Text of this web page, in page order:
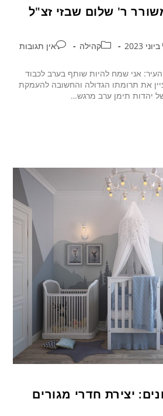
ר' שלום שבזי זצ"ל
קהילה אין תגובות
העיר: אני שמח להיות שותף בערב לכבוד
את תרומתו הגדולה והחשובה להעמקת
יהדות תימן ערב מרגש…
יצירת חדרי מגורים